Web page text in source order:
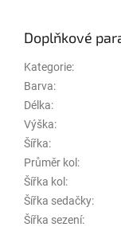
Doplňkové
Kategorie:
Barva:
Délka:
Výška:
Šířka:
Průměr kol :
Šířka kol :
Šířka sedačky:
Šířka sezení: